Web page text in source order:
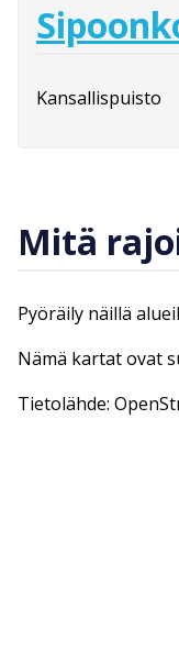
Kansallispuisto
Mitä
Pyöräily näillä
Nämä kartat ovat
Tietolähde: